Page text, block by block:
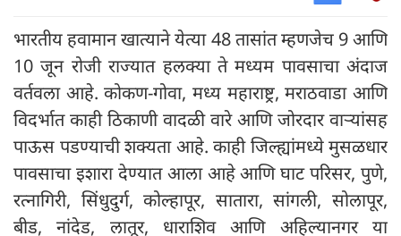
भारतीय हवामान खात्याने येत्या 48 तासांत म्हणजेच 9 आणि
10 जून रोजी राज्यात हलक्या ते मध्यम पावसाचा अंदाज
वर्तवला आहे. कोकण-गोवा, मध्य महाराष्ट्र, मराठवाडा आणि
विदर्भात काही ठिकाणी वादळी वारे आणि जोरदार वाऱ्यांसह
पाऊस पडण्याची शक्यता आहे. काही जिल्ह्यांमध्ये मुसळधार
पावसाचा इशारा देण्यात आला आहे आणि घाट परिसर, पुणे,
रत्नागिरी, सिंधुदुर्ग, कोल्हापूर, सातारा, सांगली, सोलापूर,
बीड, नांदेड, लातूर, धाराशिव आणि अहिल्यानगर या